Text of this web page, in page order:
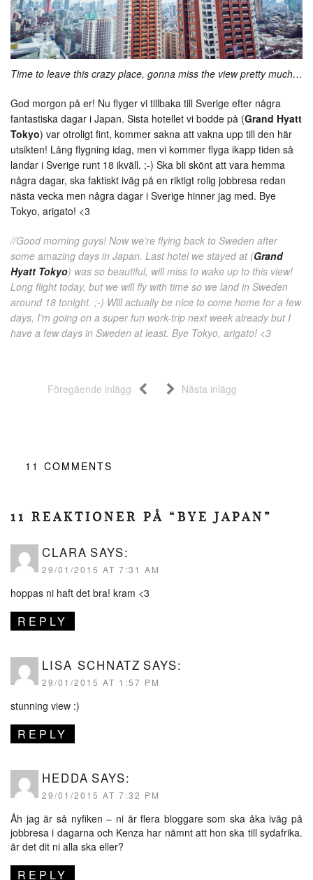
Time to leave this crazy place, gonna miss the view pretty much…
God morgon på er! Nu flyger vi tillbaka till Sverige efter några
fantastiska dagar i Japan. Sista hotellet vi bodde på (Grand Hyatt
Tokyo) var otroligt fint, kommer sakna att vakna upp till den här
utsikten! Lång flygning idag, men vi kommer flyga ikapp tiden så
landar i Sverige runt 18 ikväll. ;-) Ska bli skönt att vara hemma
några dagar, ska faktiskt iväg på en riktigt rolig jobbresa redan
nästa vecka men några dagar i Sverige hinner jag med. Bye
Tokyo, arigato! <3
//Good morning guys! Now we’re flying back to Sweden after
some amazing days in Japan. Last hotel we stayed at (Grand
Hyatt Tokyo) was so beautiful, will miss to wake up to this view!
Long flight today, but we will fly with time so we land in Sweden
around 18 tonight. ;-) Will actually be nice to come home for a few
days, I’m going on a super fun work-trip next week already but I
have a few days in Sweden at least. Bye Tokyo, arigato! <3
Föregående inlägg Nästa inlägg
11 COMMENTS
11 REAKTIONER PÅ “BYE JAPAN”
CLARA SAYS:
29/01/2015 AT 7:31 AM
hoppas ni haft det bra! kram <3
REPLY
LISA SCHNATZ SAYS:
29/01/2015 AT 1:57 PM
stunning view :)
REPLY
HEDDA SAYS:
29/01/2015 AT 7:32 PM
Åh jag är så nyfiken – ni är flera bloggare som ska åka iväg på
jobbresa i dagarna och Kenza har nämnt att hon ska till sydafrika.
är det dit ni alla ska eller?
REPLY